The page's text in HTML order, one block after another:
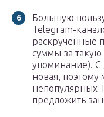
Большую
Telegram-
раскрученные
суммы за такую
упоминание). С
новая, поэтому
непопулярных
предложить